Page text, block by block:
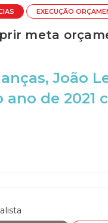
EXECUÇÃO
meta
João
de